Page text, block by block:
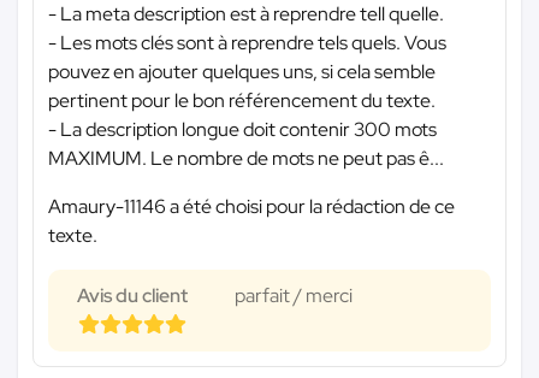
- La meta description est à reprendre tell quelle.
- Les mots clés sont à reprendre tels quels. Vous
pouvez en ajouter quelques uns, si cela semble
pertinent pour le bon référencement du texte.
- La description longue doit contenir 300 mots
MAXIMUM. Le nombre de mots ne peut pas ê...
Amaury-11146 a été choisi pour la rédaction de ce
texte.
Avis du client parfait / merci